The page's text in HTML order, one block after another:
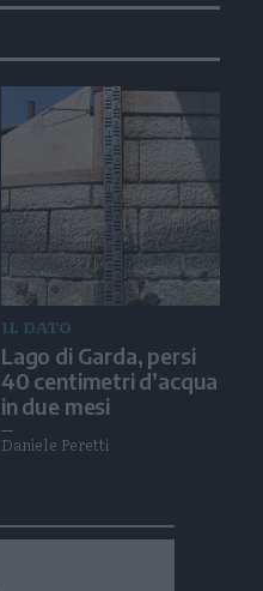
IL DATO
Lago di Garda, persi
40 centimetri d’acqua
in due mesi
Daniele Peretti